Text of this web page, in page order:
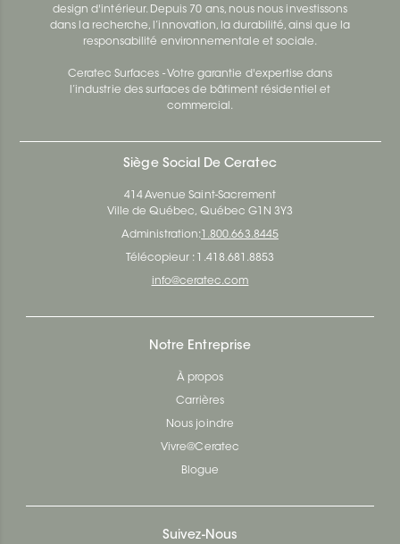
design d'intérieur. Depuis 70 ans, nous nous investissons
dans la recherche, l’innovation, la durabilité, ainsi que la
responsabilité environnementale et sociale.
Ceratec Surfaces - Votre garantie d'expertise dans
l’industrie des surfaces de bâtiment résidentiel et
commercial.
Siège Social De Ceratec
414 Avenue Saint-Sacrement
Ville de Québec, Québec G1N 3Y3
Administration: 1.800.663.8445
Télécopieur : 1.418.681.8853
info@ceratec.com
Notre Entreprise
À propos
Carrières
Nous joindre
Vivre@Ceratec
Blogue
Suivez-Nous